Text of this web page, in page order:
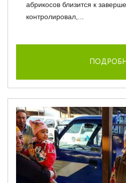
абрикосов близится к
контролировал,...